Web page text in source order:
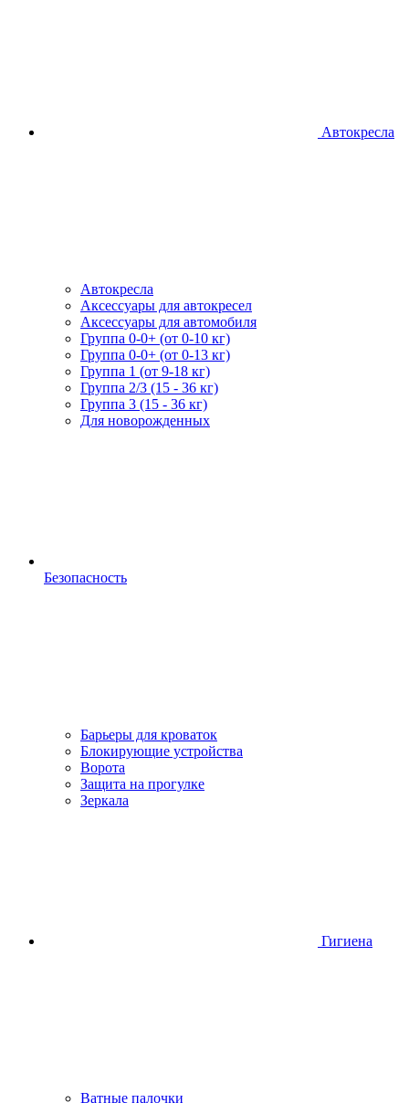
Автокресла
Автокресла
Аксессуары для автокресел
Аксессуары для автомобиля
Группа 0-0+ (от 0-10 кг)
Группа 0-0+ (от 0-13 кг)
Группа 1 (от 9-18 кг)
Группа 2/3 (15 - 36 кг)
Группа 3 (15 - 36 кг)
Для новорожденных
Безопасность
Барьеры для кроваток
Блокирующие устройства
Ворота
Защита на прогулке
Зеркала
Гигиена
Ватные палочки